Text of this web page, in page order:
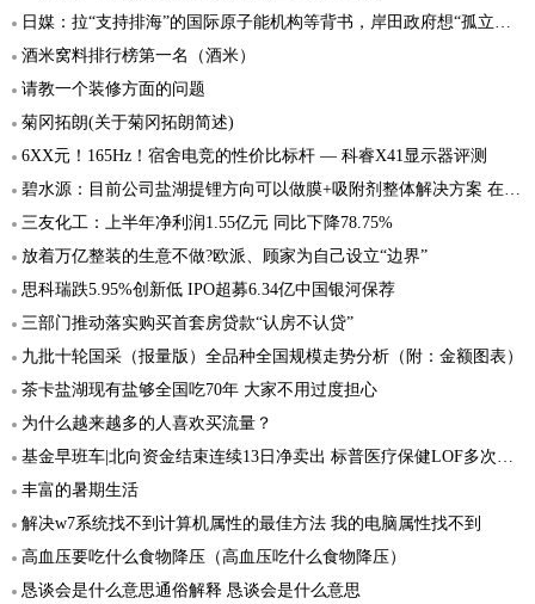
日媒：拉“支持排海”的国际原子能机构等背书，岸田政府想“孤立中国”
酒米窝料排行榜第一名（酒米）
请教一个装修方面的问题
菊冈拓朗(关于菊冈拓朗简述)
6XX元！165Hz！宿舍电竞的性价比标杆 — 科睿X41显示器评测
碧水源：目前公司盐湖提锂方向可以做膜+吸附剂整体解决方案 在工业零排放方面拿到几个订单
三友化工：上半年净利润1.55亿元 同比下降78.75%
放着万亿整装的生意不做?欧派、顾家为自己设立“边界”
思科瑞跌5.95%创新低 IPO超募6.34亿中国银河保荐
三部门推动落实购买首套房贷款“认房不认贷”
九批十轮国采（报量版）全品种全国规模走势分析（附：金额图表）
茶卡盐湖现有盐够全国吃70年 大家不用过度担心
为什么越来越多的人喜欢买流量？
基金早班车|北向资金结束连续13日净卖出 标普医疗保健LOF多次提示高溢价风险
丰富的暑期生活
解决w7系统找不到计算机属性的最佳方法 我的电脑属性找不到
高血压要吃什么食物降压（高血压吃什么食物降压）
恳谈会是什么意思通俗解释 恳谈会是什么意思